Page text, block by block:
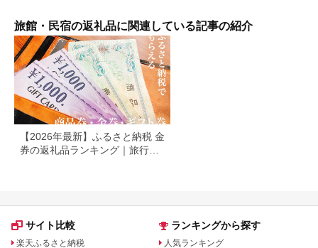
ト 冷蔵庫インクルー
シブ グランディア あ
旅館・民宿の返礼品に関連している記事の紹介
【2026年最新】ふるさと納税 金
券の返礼品ランキング｜旅行
サイト比較
楽天ふるさと納税
ランキングから探す
人気ランキング